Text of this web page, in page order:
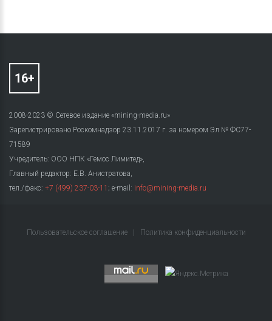
2008-2023 © Сетевое издание «mining-media.ru»
Зарегистрировано Роскомнадзор 23.11.2017 г. за номером Эл № ФС77-
71589
Учредитель: ООО НПК «Гемос Лимитед»,
Главный редактор: Е.В. Анистратова,
тел./факс: +7 (499) 237-03-11 ; e-mail: info@mining-media.ru
Пользовательское соглашение Политика конфиденциальности